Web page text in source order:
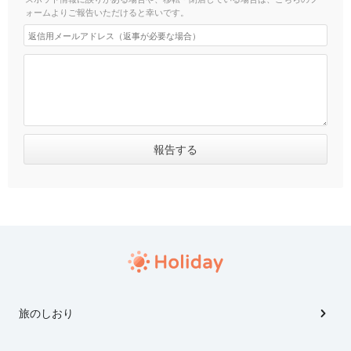
ォームよりご報告いただけると幸いです。
旅のしおり